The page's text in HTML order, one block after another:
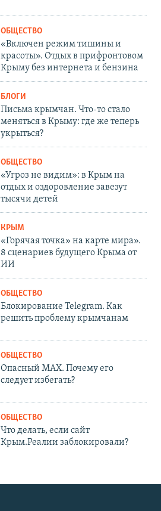
ОБЩЕСТВО
«Включен режим тишины и
красоты». Отдых в прифронтовом
Крыму без интернета и бензина
БЛОГИ
Письма крымчан. Что-то стало
меняться в Крыму: где же теперь
укрыться?
ОБЩЕСТВО
«Угроз не видим»: в Крым на
отдых и оздоровление завезут
тысячи детей
КРЫМ
«Горячая точка» на карте мира».
8 сценариев будущего Крыма от
ИИ
ОБЩЕСТВО
Блокирование Telegram. Как
решить проблему крымчанам
ОБЩЕСТВО
Опасный MAX. Почему его
следует избегать?
ОБЩЕСТВО
Что делать, если сайт
Крым.Реалии заблокировали?